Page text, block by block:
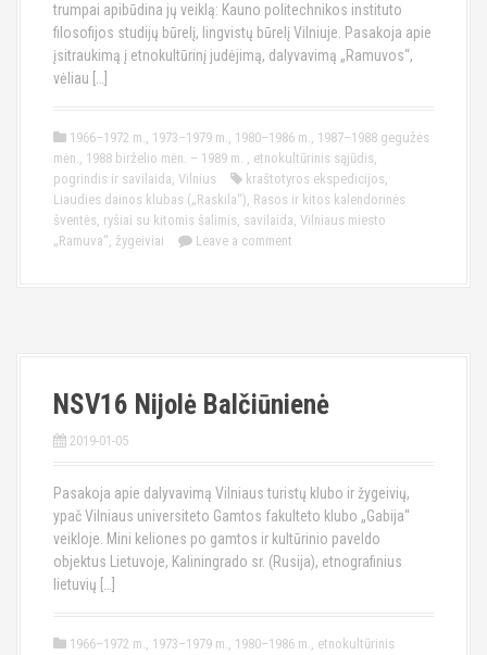
trumpai apibūdina jų veiklą: Kauno politechnikos instituto
filosofijos studijų būrelį, lingvistų būrelį Vilniuje. Pasakoja apie
įsitraukimą į etnokultūrinį judėjimą, dalyvavimą „Ramuvos“,
vėliau […]
1966–1972 m., 1973–1979 m., 1980–1986 m., 1987–1988 gegužės
mėn., 1988 birželio mėn. – 1989 m. , etnokultūrinis sąjūdis,
pogrindis ir savilaida, Vilnius kraštotyros ekspedicijos,
Liaudies dainos klubas („Raskila“), Rasos ir kitos kalendorinės
šventės, ryšiai su kitomis šalimis, savilaida, Vilniaus miesto
„Ramuva“, žygeiviai Leave a comment
NSV16 Nijolė Balčiūnienė
2019-01-05
Pasakoja apie dalyvavimą Vilniaus turistų klubo ir žygeivių,
ypač Vilniaus universiteto Gamtos fakulteto klubo „Gabija“
veikloje. Mini keliones po gamtos ir kultūrinio paveldo
objektus Lietuvoje, Kaliningrado sr. (Rusija), etnografinius
lietuvių […]
1966–1972 m., 1973–1979 m., 1980–1986 m., etnokultūrinis